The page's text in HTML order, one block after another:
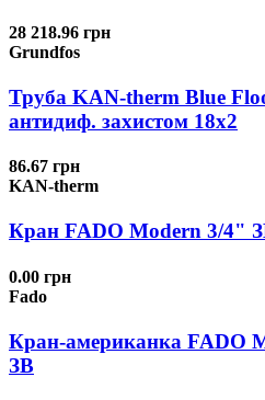
28 218.96 грн
Grundfos
Труба KAN-therm Blue
антидиф. захистом 18х2
86.67 грн
KAN-therm
Кран FADO Modern 3/4"
0.00 грн
Fado
Кран-американка FADO
ЗВ